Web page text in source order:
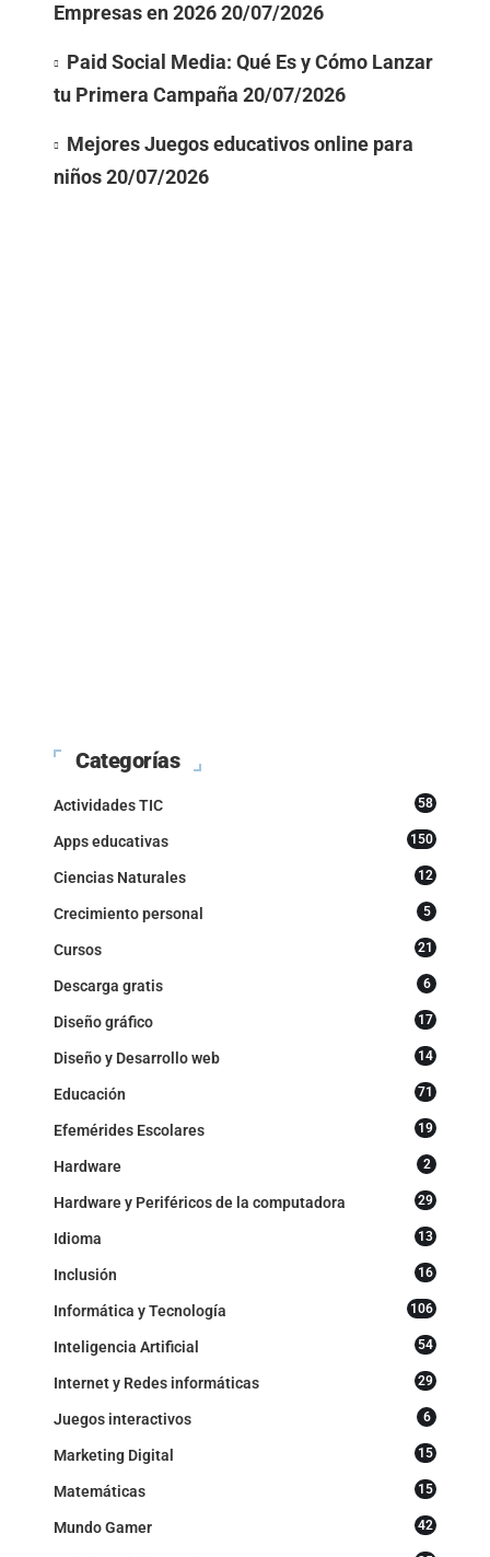
Empresas en 202620/07/2026
Paid Social Media: Qué Es y Cómo Lanzar
tu Primera Campaña 20/07/2026
Mejores Juegos educativos online para
niños20/07/2026
Categorías
Actividades TIC 58
Apps educativas 150
Ciencias Naturales 12
Crecimiento personal 5
Cursos 21
Descarga gratis 6
Diseño gráfico 17
Diseño y Desarrollo web 14
Educación 71
Efemérides Escolares 19
Hardware 2
Hardware y Periféricos de la computadora 29
Idioma 13
Inclusión 16
Informática y Tecnología 106
Inteligencia Artificial 54
Internet y Redes informáticas 29
Juegos interactivos 6
Marketing Digital 15
Matemáticas 15
Mundo Gamer 42